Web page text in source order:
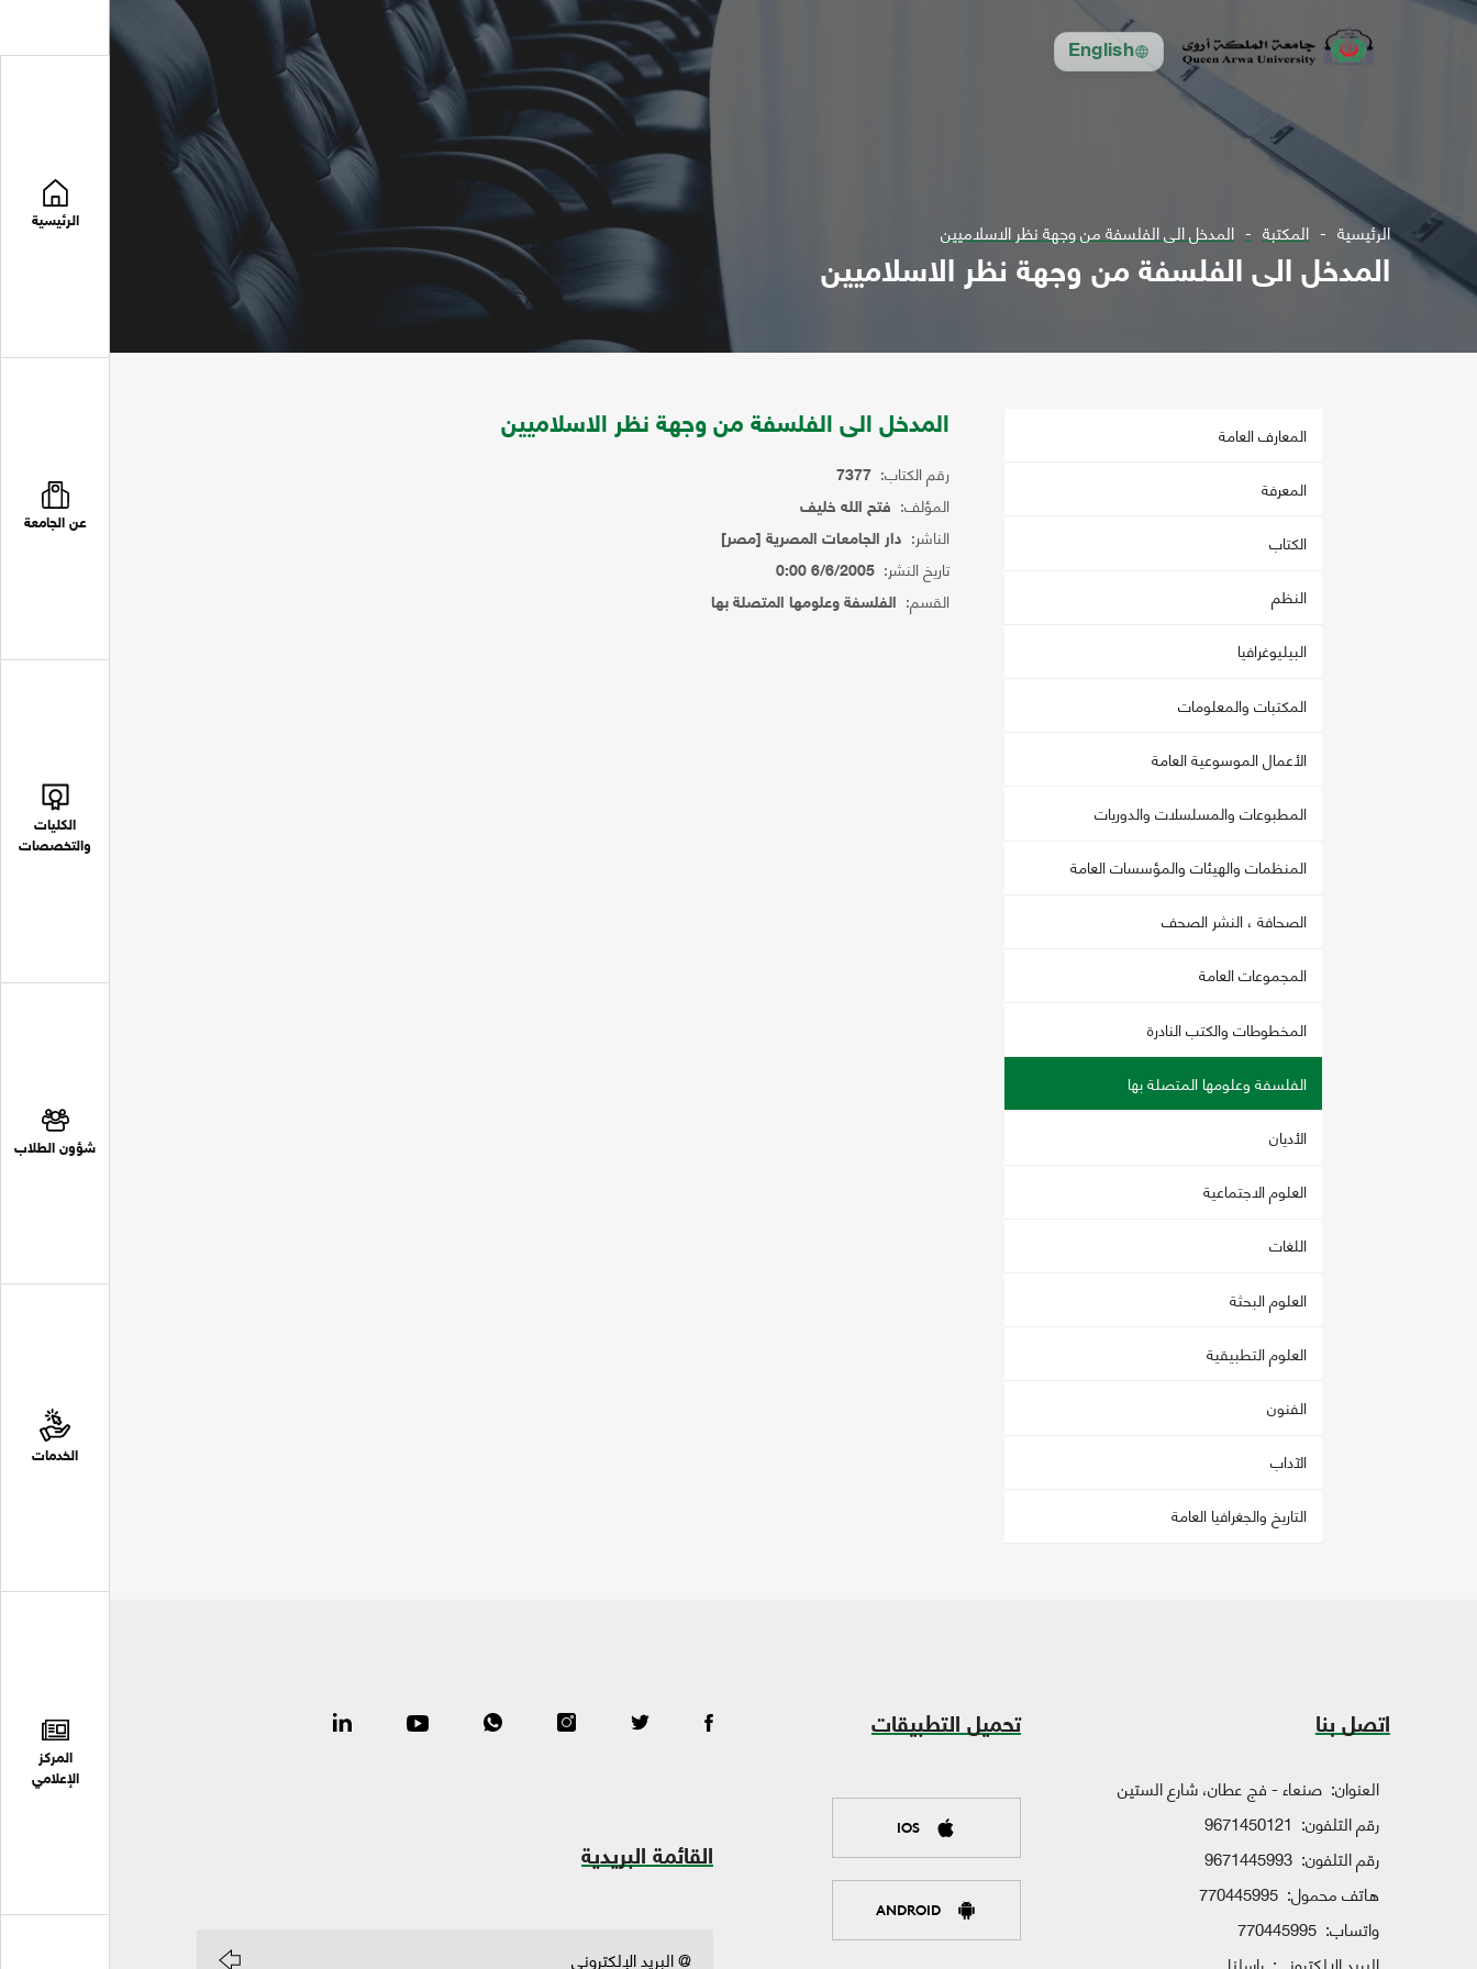
English
الرئيسية
عن الجامعة
الكليات
والتخصصات
شؤون الطلاب
الخدمات
المركز
الإعلامي
الرئيسية المكتبة المدخل الى الفلسفة من وجهة نظر الاسلاميين
المدخل الى الفلسفة من وجهة نظر الاسلاميين
المعارف العامة
المعرفة
الكتاب
النظم
البيليوغرافيا
المكتبات والمعلومات
الأعمال الموسوعية العامة
المطبوعات والمسلسلات والدوريات
المنظمات والهيئات والمؤسسات العامة
الصحافة ، النشر الصحف
المجموعات العامة
المخطوطات والكتب النادرة
الفلسفة وعلومها المتصلة بها
الأديان
العلوم الاجتماعية
اللغات
العلوم البحثة
العلوم التطبيقية
الفنون
الآداب
التاريخ والجغرافيا العامة
المدخل الى الفلسفة من وجهة نظر الاسلاميين
رقم الكتاب: 7377
المؤلف: فتح الله خليف
الناشر: دار الجامعات المصرية [مصر]
تاريخ النشر: 6/6/2005 0:00
القسم: الفلسفة وعلومها المتصلة بها
اتصل بنا
العنوان: صنعاء - فج عطان، شارع الستين
رقم التلفون: 9671450121
رقم التلفون: 9671445993
هاتف محمول: 770445995
واتساب: 770445995
تحميل التطبيقات
IOS
ANDROID
القائمة البريدية